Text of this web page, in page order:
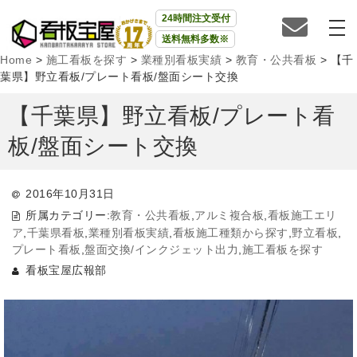
24時間注文受付
送料無料多数※
Home > 施工看板を探す > 業種別看板実績 > 教育・公共看板 >
【千
葉県】野立看板/プレート看板/盤面シート交換
【千葉県】野立看板/プレート看
板/盤面シート交換
2016年10月31日
所属カテゴリー:教育・公共看板 アルミ複合板 看板施工エリ
ア 千葉県看板 業種別看板実績 看板施工種類から探す 野立看板
プレート看板 ,盤面交換/インクジェット出力 施工看板を探す
看板宝屋広報部